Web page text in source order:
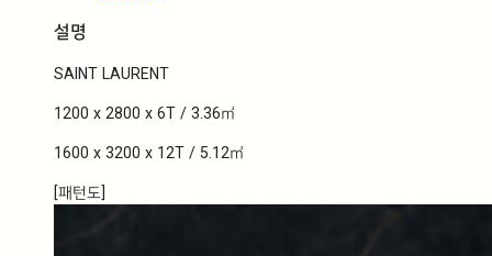
수
량
설명
SAINT LAURENT
1200 x 2800 x 6T / 3.36㎡
1600 x 3200 x 12T / 5.12㎡
[패턴도]